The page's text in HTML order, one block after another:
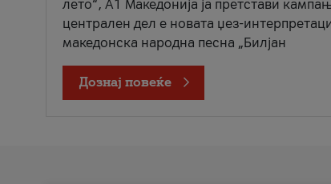
лето“, А1 Македонија ја претстави
централен дел е новата џез-
македонска народна песна „Билјан
Дознај повеќе